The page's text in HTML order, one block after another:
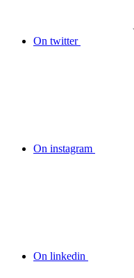
On twitter
On instagram
On linkedin